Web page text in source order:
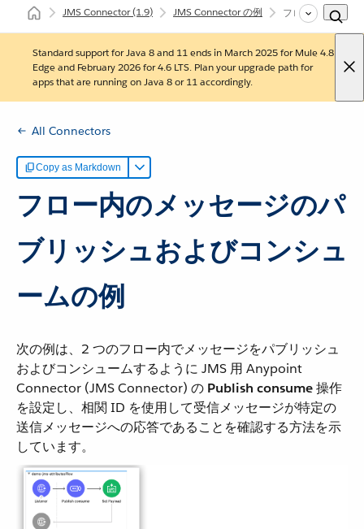
JMS Connector(1.9) JMS Connector の例 フロー内のメッ
Standard support for Java 8 and 11 ends in March 2025 for Mule 4.8
Edge and February 2026 for 4.6 LTS. Plan your upgrade path for
apps that are running on Java 8 or 11 accordingly.
All Connectors
Copy as Markdown
フロー内のメッセージのパ
ブリッシュおよびコンシュ
ームの例
次の例は、2 つのフロー内でメッセージをパブリッシュ
およびコンシュームするように JMS 用 Anypoint
Connector (JMS Connector) の ​ Publish consume​ 操作
を設定し、相関 ID を使用して受信メッセージが特定の
送信メッセージへの応答であることを確認する方法を示
しています。